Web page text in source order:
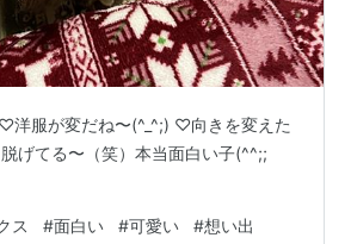
洋服が変だね〜(^_^;) ♡向きを変えた
げてる〜（笑）本当面白い子(^^;;
ス #面白い #可愛い #想い出